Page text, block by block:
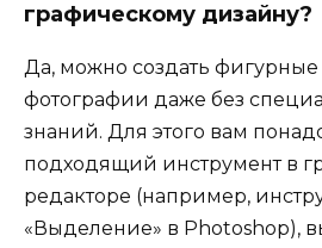
графическому дизайну?
Да, можно создать фигурные
фотографии даже без
знаний. Для этого вам
подходящий инструмент в
редакторе (например,
«Выделение» в Photoshop),